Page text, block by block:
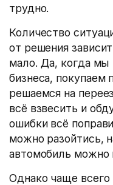
трудно.
Количество
от решения
мало. Да, когда мы
бизнеса, покупаем
решаемся на
всё взвесить и
ошибки всё
можно разойтись,
автомобиль можно
Однако чаще